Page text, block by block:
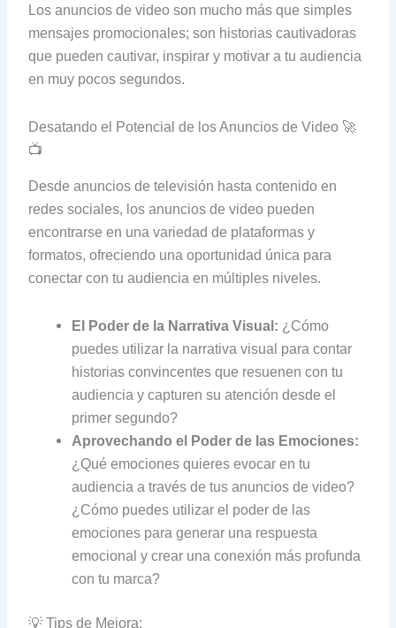
Los anuncios de video son mucho más que simples
mensajes promocionales; son historias cautivadoras
que pueden cautivar, inspirar y motivar a tu audiencia
en muy pocos segundos.
Desatando el Potencial de los Anuncios de Video 🚀
📺
Desde anuncios de televisión hasta contenido en
redes sociales, los anuncios de video pueden
encontrarse en una variedad de plataformas y
formatos, ofreciendo una oportunidad única para
conectar con tu audiencia en múltiples niveles.
El Poder de la Narrativa Visual: ¿Cómo
puedes utilizar la narrativa visual para contar
historias convincentes que resuenen con tu
audiencia y capturen su atención desde el
primer segundo?
Aprovechando el Poder de las Emociones:
¿Qué emociones quieres evocar en tu
audiencia a través de tus anuncios de video?
¿Cómo puedes utilizar el poder de las
emociones para generar una respuesta
emocional y crear una conexión más profunda
con tu marca?
💡 Tips de Mejora: